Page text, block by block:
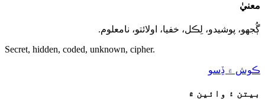
معنيٰ
ڳُجهو، پوشيدو، لِڪل، خفيا، اولائتو، نامعلوم.
Secret, hidden, coded, unknown, cipher.
ڪوش ۾ ڏِسو
بيتن ۽ وائين ۾